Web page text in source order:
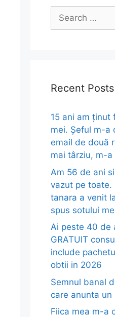
Search
for:
Recent Posts
15 ani am ținut
mei. Șeful m-a
email de două
mai târziu, m-a
Am 56 de ani
vazut pe toate.
tanara a venit
spus sotului
Ai peste 40 de
GRATUIT
include
obtii in 2026
Semnul banal
care anunta
Fiica mea m-a